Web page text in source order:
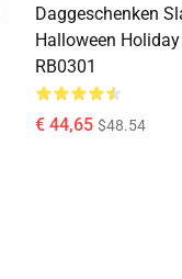
Daggeschenken
Halloween
RB0301
€ 44,65 $48.54